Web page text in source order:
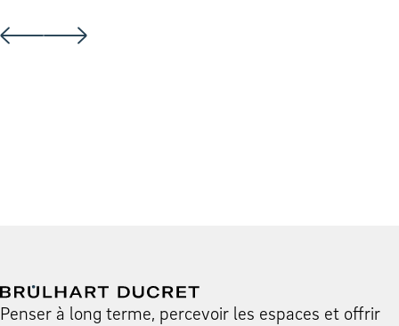
Penser à long terme, percevoir les espaces et offrir